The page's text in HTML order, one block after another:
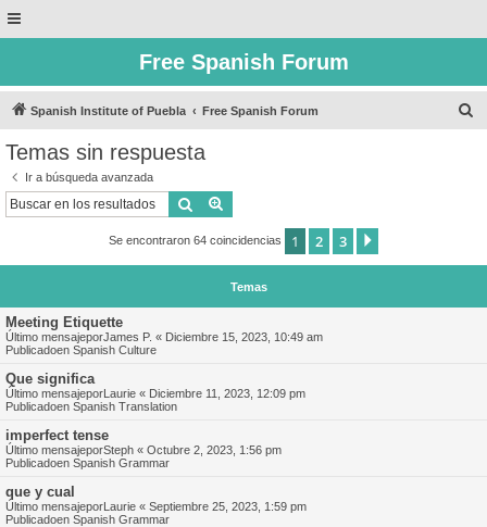
Free Spanish Forum
Spanish Institute of Puebla Free Spanish Forum
Temas sin respuesta
Ir a búsqueda avanzada
Buscar
Se encontraron 64 coincidencias 1 2 3
Temas
Meeting Etiquette
Último mensajeporJames P. « Diciembre 15, 2023, 10:49 am
Publicadoen Spanish Culture
Que significa
Último mensajeporLaurie « Diciembre 11, 2023, 12:09 pm
Publicadoen Spanish Translation
imperfect tense
Último mensajeporSteph « Octubre 2, 2023, 1:56 pm
Publicadoen Spanish Grammar
que y cual
Último mensajeporLaurie « Septiembre 25, 2023, 1:59 pm
Publicadoen Spanish Grammar